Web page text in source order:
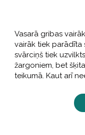
Vasarā gribas
vairāk tiek parādīta
svārciņš tiek
žargoniem, bet
teikumā. Kaut arī